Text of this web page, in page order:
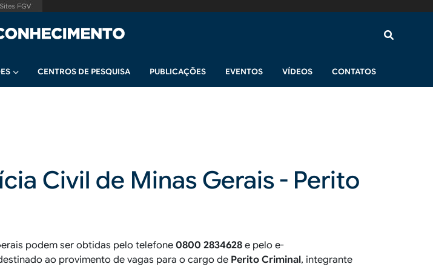
CENTROS DE PESQUISA PUBLICAÇÕES EVENTOS VÍDEOS CONTATOS
Civil de Minas Gerais - Perito
podem ser obtidas pelo telefone 0800 2834628 e pelo e-
ao provimento de vagas para o cargo de Perito Criminal, integrante